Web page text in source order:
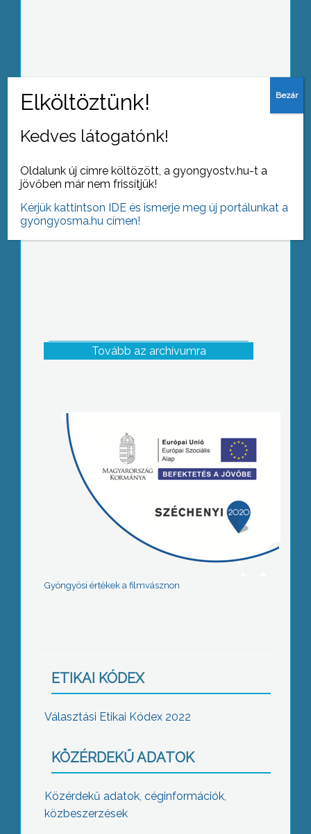
Mozikonferencia
Tovább az archívumra
Gyöngyösi értékek a filmvásznon
ETIKAI KÓDEX
Választási Etikai Kódex 2022
KÖZÉRDEKŰ ADATOK
Közérdekű adatok, céginformációk,
közbeszerzések
Kedves látogatónk!
Oldalunk új címre költözött, a gyongyostv.hu-t a
jövőben már nem frissítjük!
Kérjük kattintson IDE és ismerje meg új portálunkat a
gyongyosma.hu címen!